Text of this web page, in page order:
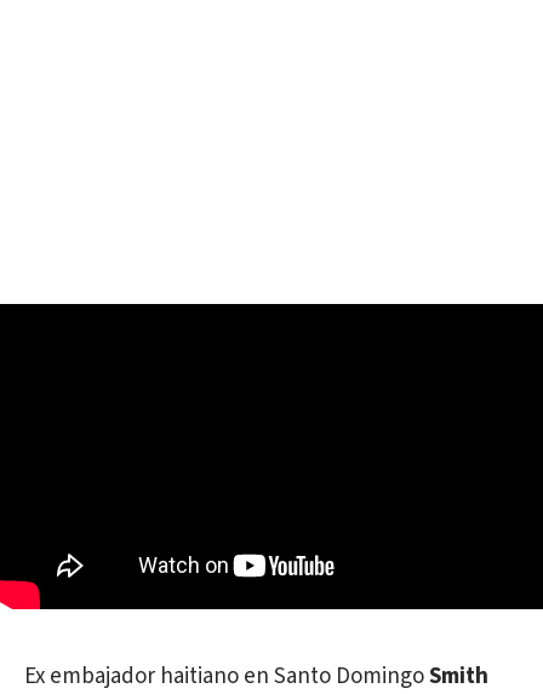
Ex embajador haitiano en Santo DomingoSmith